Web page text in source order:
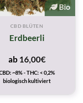
Bio
CBD BLÜTEN
Erdbeerli
ab16,00€
~8% - THC: < 0,2%
biologisch kultiviert